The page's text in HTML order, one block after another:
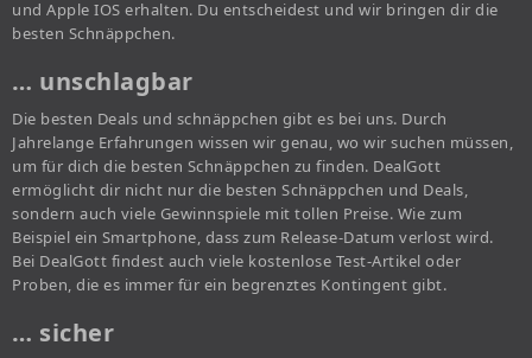
und Apple IOS erhalten. Du entscheidest und wir bringen dir die
besten Schnäppchen.
… unschlagbar
Die besten Deals und schnäppchen gibt es bei uns. Durch
Jahrelange Erfahrungen wissen wir genau, wo wir suchen müssen,
um für dich die besten Schnäppchen zu finden. DealGott
ermöglicht dir nicht nur die besten Schnäppchen und Deals,
sondern auch viele Gewinnspiele mit tollen Preise. Wie zum
Beispiel ein Smartphone, dass zum Release-Datum verlost wird.
Bei DealGott findest auch viele kostenlose Test-Artikel oder
Proben, die es immer für ein begrenztes Kontingent gibt.
… sicher